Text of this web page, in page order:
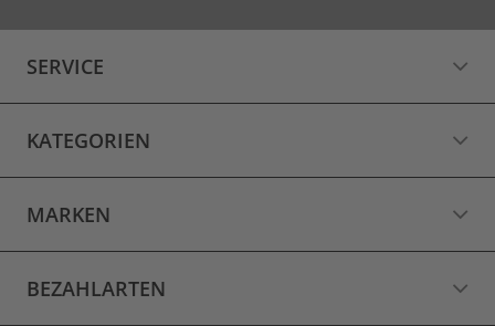
SERVICE
KATEGORIEN
MARKEN
BEZAHLARTEN